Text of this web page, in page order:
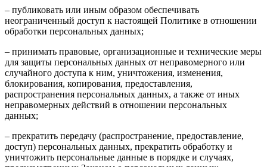
– публиковать или иным образом обеспечивать
неограниченный доступ к настоящей Политике в отношении
обработки персональных данных;
– принимать правовые, организационные и технические меры
для защиты персональных данных от неправомерного или
случайного доступа к ним, уничтожения, изменения,
блокирования, копирования, предоставления,
распространения персональных данных, а также от иных
неправомерных действий в отношении персональных
данных;
– прекратить передачу (распространение, предоставление,
доступ) персональных данных, прекратить обработку и
уничтожить персональные данные в порядке и случаях,